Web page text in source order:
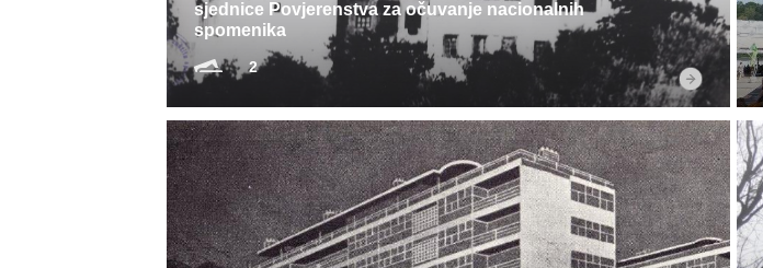
sjednice Povjerenstva za očuvanje nacionalnih
spomenika
2